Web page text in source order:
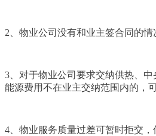
2、物业公司没有和业主签合同的情
3、对于物业公司要求交纳供热、
能源费用不在业主交纳范围内的，
4、物业服务质量过差可暂时拒交